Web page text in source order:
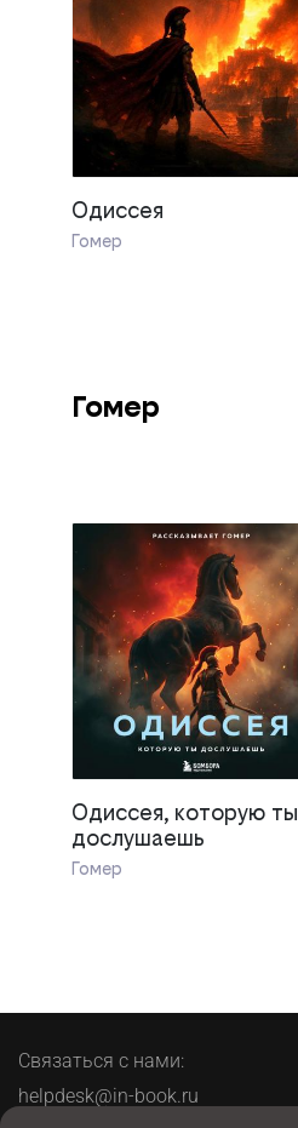
Одиссея
Гомер
Гомер
Одиссея, которую ты
дослушаешь
Гомер
Связаться с нами:
helpdesk@in-book.ru